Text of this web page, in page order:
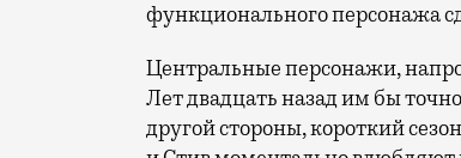
функционального персонажа
Центральные персонажи,
Лет двадцать назад им бы
другой стороны, короткий